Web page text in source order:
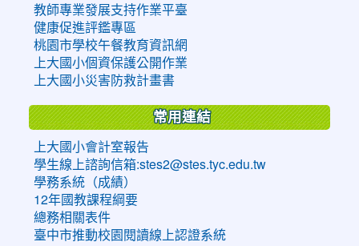
教師專業發展支持作業平臺
健康促進評鑑專區
桃園市學校午餐教育資訊網
上大國小個資保護公開作業
上大國小災害防救計畫書
常用連結
上大國小會計室報告
學生線上諮詢信箱:stes2@stes.tyc.edu.tw
學務系統（成績）
12年國教課程綱要
總務相關表件
臺中市推動校園閱讀線上認證系統